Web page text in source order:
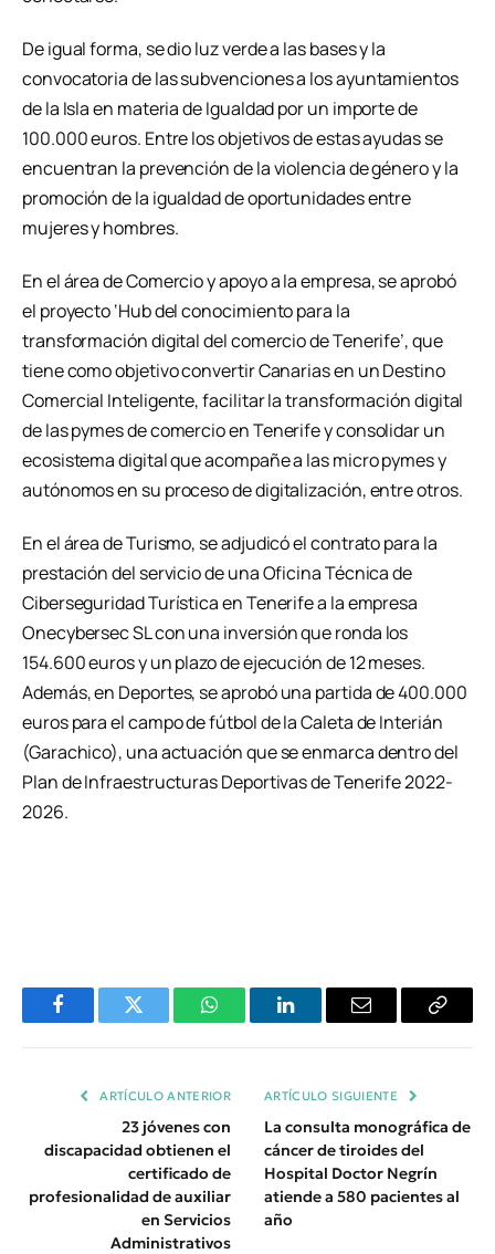
De igual forma, se dio luz verde a las bases y la
convocatoria de las subvenciones a los ayuntamientos
de la Isla en materia de Igualdad por un importe de
100.000 euros. Entre los objetivos de estas ayudas se
encuentran la prevención de la violencia de género y la
promoción de la igualdad de oportunidades entre
mujeres y hombres.
En el área de Comercio y apoyo a la empresa, se aprobó
el proyecto ‘Hub del conocimiento para la
transformación digital del comercio de Tenerife’, que
tiene como objetivo convertir Canarias en un Destino
Comercial Inteligente, facilitar la transformación digital
de las pymes de comercio en Tenerife y consolidar un
ecosistema digital que acompañe a las micro pymes y
autónomos en su proceso de digitalización, entre otros.
En el área de Turismo, se adjudicó el contrato para la
prestación del servicio de una Oficina Técnica de
Ciberseguridad Turística en Tenerife a la empresa
Onecybersec SL con una inversión que ronda los
154.600 euros y un plazo de ejecución de 12 meses.
Además, en Deportes, se aprobó una partida de 400.000
euros para el campo de fútbol de la Caleta de Interián
(Garachico), una actuación que se enmarca dentro del
Plan de Infraestructuras Deportivas de Tenerife 2022-
2026.
FacebookTwitter WhatsAppLinkedInEmail
Copiar
ARTÍCULO ANTERIOR
23 jóvenes con
discapacidad obtienen el
certificado de
profesionalidad de auxiliar
en Servicios
Administrativos
ARTÍCULO SIGUIENTE
La consulta monográfica de
cáncer de tiroides del
Hospital Doctor Negrín
atiende a 580 pacientes al
año